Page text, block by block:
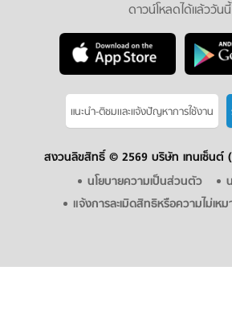
ดาวน์โหลดได้แล้ววันนี้
แนะนำ-ติชมเเละแจ้งปัญหาการใช้งาน
สงวนลิขสิทธิ์ © 2569 บริษัท เทนเซ็นต์
นโยบายความเป็นส่วนตัว
แจ้งการละเมิดสิทธิหรือความไม่เห